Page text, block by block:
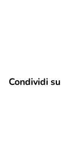
Condividi su